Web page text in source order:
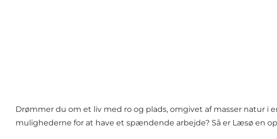
Drømmer du om et liv med ro og plads, omgivet af masser natur i
mulighederne for at have et spændende arbejde? Så er Læsø en